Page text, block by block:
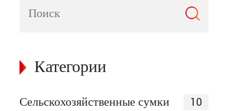
Категории
Сельскохозяйственные сумки 10